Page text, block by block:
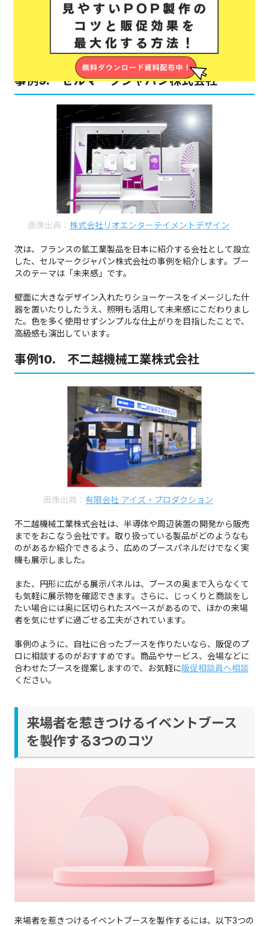
りに設置したのは、展示物を見物に来た来場者が遠くからでも
見えるようにするためです。
あえて、自社ブースに立ち寄った来場者をほかの来場者が確認
できるようにすることで、集客を狙っています。
事例9. セルマークジャパン株式会社
画像出典： 株式会社リオエンターテイメントデザイン
次は、フランスの鉱工業製品を日本に紹介する会社として設立
した、セルマークジャパン株式会社の事例を紹介します。ブー
スのテーマは「未来感」です。
壁面に大きなデザイン入れたりショーケースをイメージした什
器を置いたりしたうえ、照明も活用して未来感にこだわりまし
た。色を多く使用せずシンプルな仕上がりを目指したことで、
高級感も演出しています。
事例10. 不二越機械工業株式会社
画像出典：有限会社 アイズ・プロダクション
不二越機械工業株式会社は、半導体や周辺装置の開発から販売
までをおこなう会社です。取り扱っている製品がどのようなも
のがあるか紹介できるよう、広めのブースパネルだけでなく実
機も展示しました。
また、円形に広がる展示パネルは、ブースの奥まで入らなくて
も気軽に展示物を確認できます。さらに、じっくりと商談をし
たい場合には奥に区切られたスペースがあるので、ほかの来場
者を気にせずに過ごせる工夫がされています。
事例のように、自社に合ったブースを作りたいなら、販促のプ
ロに相談するのがおすすめです。商品やサービス、会場などに
合わせたブースを提案しますので、お気軽に販促相談員へ相談
ください。
来場者を惹きつけるイベントブース
を製作する3つのコツ
来場者を惹きつけるイベントブースを製作するには、以下3つの